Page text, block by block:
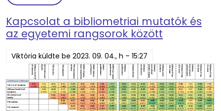
Kapcsolat a bibliometriai mutatók és
az egyetemi rangsorok között
Viktória küldte be 2023. 09. 04., h – 15:27